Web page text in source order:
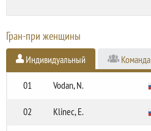
Гран-при женщины
Индивидуальный Команда
01 Vodan, N.
02 Klinec, E.